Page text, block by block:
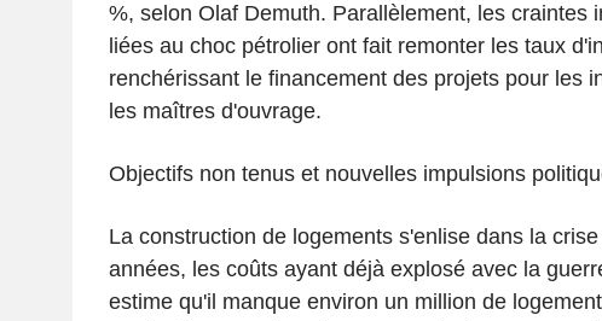
%, selon Olaf Demuth. Parallèlement, les craintes
liées au choc pétrolier ont fait remonter les taux
renchérissant le financement des projets pour les
les maîtres d'ouvrage.
Objectifs non tenus et nouvelles impulsions
La construction de logements s'enlise dans la
années, les coûts ayant déjà explosé avec la
estime qu'il manque environ un million de